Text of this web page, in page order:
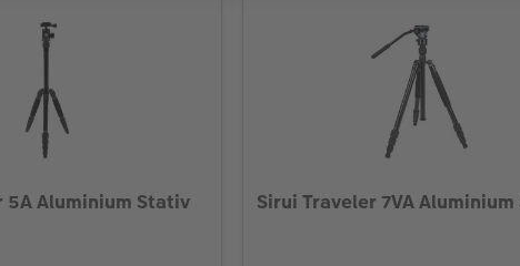
5A Aluminium Stativ Sirui Traveler 7VA